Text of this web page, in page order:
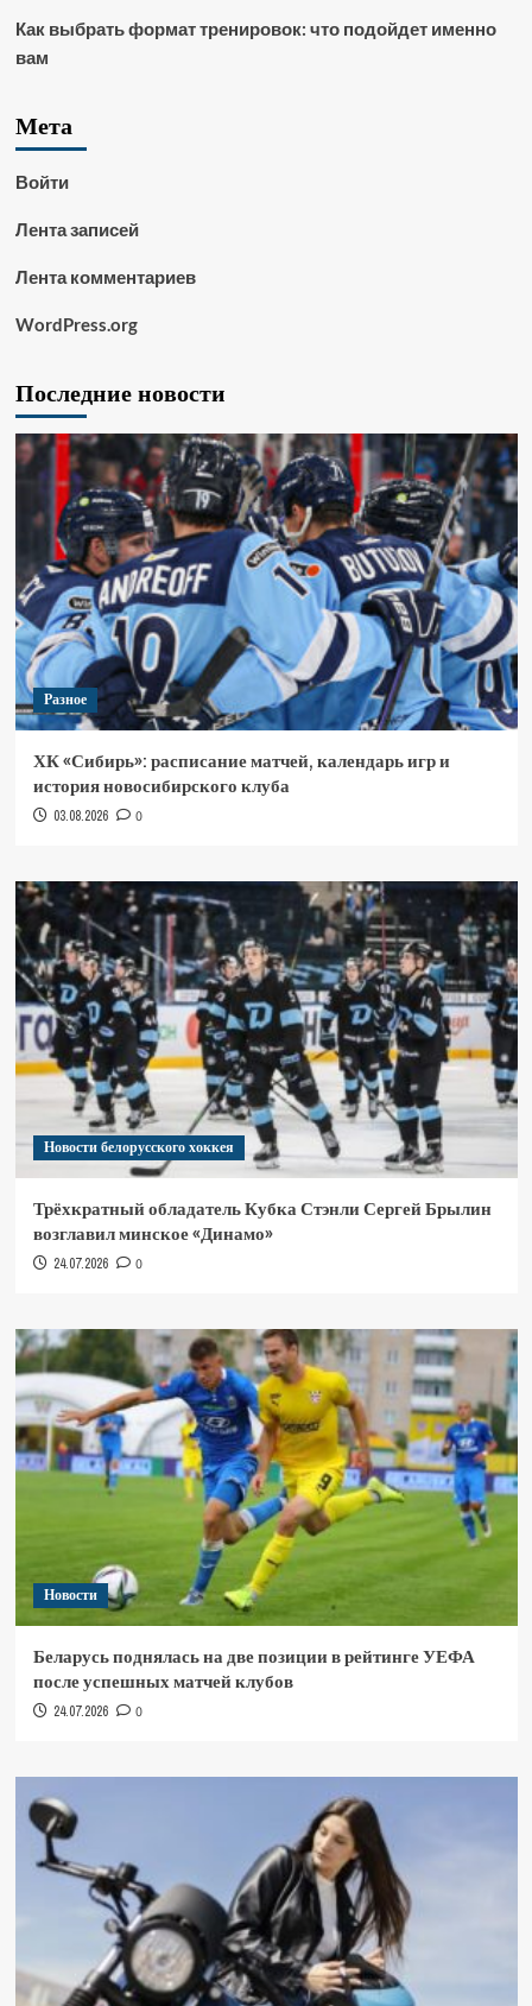
Как выбрать формат тренировок: что подойдет именно
вам
Мета
Войти
Лента записей
Лента комментариев
WordPress.org
Последние новости
Разное
ХК «Сибирь»: расписание матчей, календарь игр и
история новосибирского клуба
03.08.2026 0
Новости белорусского хоккея
Трёхкратный обладатель Кубка Стэнли Сергей Брылин
возглавил минское «Динамо»
24.07.2026 0
Новости
Беларусь поднялась на две позиции в рейтинге УЕФА
после успешных матчей клубов
24.07.2026 0